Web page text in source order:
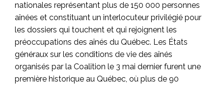
nationales représentant plus de 150 000 personnes
aînées et constituant un interlocuteur privilégié pour
les dossiers qui touchent et qui rejoignent les
préoccupations des aînés du Québec. Les États
généraux sur les conditions de vie des aînés
organisés par la Coalition le 3 mai dernier furent une
première historique au Québec, où plus de 90